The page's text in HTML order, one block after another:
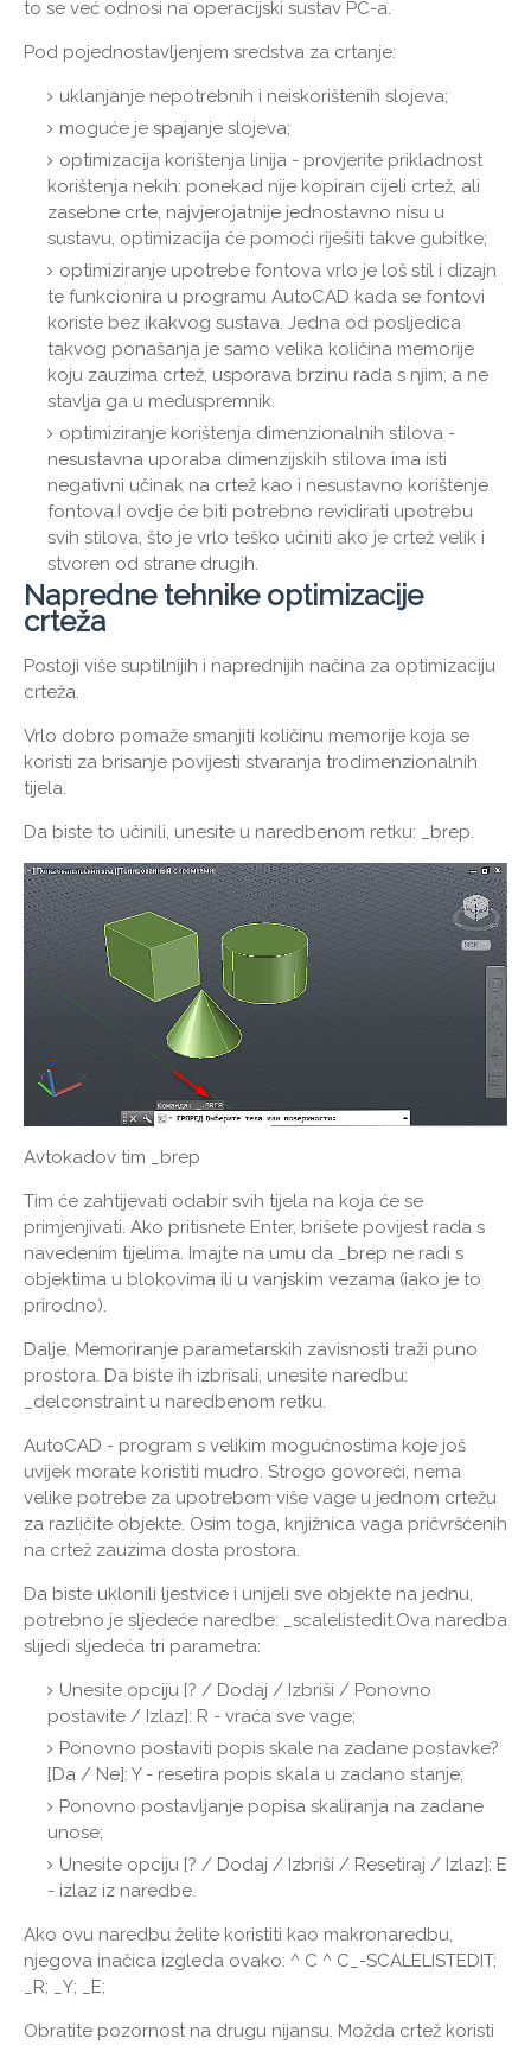
to se već odnosi na operacijski sustav PC-a.
Pod pojednostavljenjem sredstva za crtanje:
uklanjanje nepotrebnih i neiskorištenih slojeva;
moguće je spajanje slojeva;
optimizacija korištenja linija - provjerite prikladnost
korištenja nekih: ponekad nije kopiran cijeli crtež, ali
zasebne crte, najvjerojatnije jednostavno nisu u
sustavu, optimizacija će pomoći riješiti takve gubitke;
optimiziranje upotrebe fontova vrlo je loš stil i dizajn
te funkcionira u programu AutoCAD kada se fontovi
koriste bez ikakvog sustava. Jedna od posljedica
takvog ponašanja je samo velika količina memorije
koju zauzima crtež, usporava brzinu rada s njim, a ne
stavlja ga u međuspremnik.
optimiziranje korištenja dimenzionalnih stilova -
nesustavna uporaba dimenzijskih stilova ima isti
negativni učinak na crtež kao i nesustavno korištenje
fontova.I ovdje će biti potrebno revidirati upotrebu
svih stilova, što je vrlo teško učiniti ako je crtež velik i
stvoren od strane drugih.
Napredne tehnike optimizacije
crteža
Postoji više suptilnijih i naprednijih načina za optimizaciju
crteža.
Vrlo dobro pomaže smanjiti količinu memorije koja se
koristi za brisanje povijesti stvaranja trodimenzionalnih
tijela.
Da biste to učinili, unesite u naredbenom retku: _brep.
Avtokadov tim _brep
Tim će zahtijevati odabir svih tijela na koja će se
primjenjivati. Ako pritisnete Enter, brišete povijest rada s
navedenim tijelima. Imajte na umu da _brep ne radi s
objektima u blokovima ili u vanjskim vezama (iako je to
prirodno).
Dalje. Memoriranje parametarskih zavisnosti traži puno
prostora. Da biste ih izbrisali, unesite naredbu:
_delconstraint u naredbenom retku.
AutoCAD - program s velikim mogućnostima koje još
uvijek morate koristiti mudro. Strogo govoreći, nema
velike potrebe za upotrebom više vage u jednom crtežu
za različite objekte. Osim toga, knjižnica vaga pričvršćenih
na crtež zauzima dosta prostora.
Da biste uklonili ljestvice i unijeli sve objekte na jednu,
potrebno je sljedeće naredbe: _scalelistedit.Ova naredba
slijedi sljedeća tri parametra:
Unesite opciju [? / Dodaj / Izbriši / Ponovno
postavite / Izlaz]: R - vraća sve vage;
Ponovno postaviti popis skale na zadane postavke?
[Da / Ne]: Y - resetira popis skala u zadano stanje;
Ponovno postavljanje popisa skaliranja na zadane
unose;
Unesite opciju [? / Dodaj / Izbriši / Resetiraj / Izlaz]: E
- izlaz iz naredbe.
Ako ovu naredbu želite koristiti kao makronaredbu,
njegova inačica izgleda ovako: ^ C ^ C_-SCALELISTEDIT;
_R; _Y; _E;
Obratite pozornost na drugu nijansu. Možda crtež koristi